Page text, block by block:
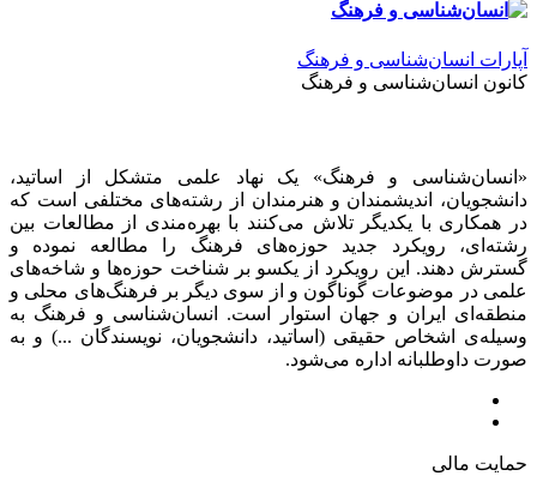
آپارات انسان‌شناسی و فرهنگ
کانون انسان‌شناسی و فرهنگ
«انسان‌شناسی و فرهنگ» یک نهاد علمی متشکل از اساتید،
دانشجویان، اندیشمندان و هنرمندان از رشته‌های مختلفی است که
در همکاری با یکدیگر تلاش می‌کنند با بهره‌مندی از مطالعات بین
رشته‌ای، رویکرد جدید حوزه‌های فرهنگ را مطالعه نموده و
گسترش دهند. این رویکرد از یکسو بر شناخت حوزه‌ها و شاخه‌های
علمی در موضوعات گوناگون و از سوی دیگر بر فرهنگ‌های محلی و
منطقه‌ای ایران و جهان استوار است. انسان‌شناسی و فرهنگ به
وسیله‌ی اشخاص حقیقی (اساتید، دانشجویان، نویسندگان ...) و به
صورت داوطلبانه اداره می‌شود.
حمایت مالی